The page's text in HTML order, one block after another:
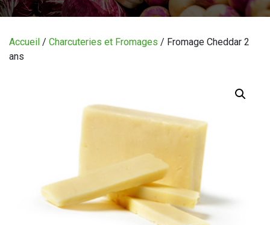
CIRCULAIRE
QUI SOMMES-NOUS?
CONCOURS
Accueil / Charcuteries et Fromages / Fromage Cheddar 2
ans